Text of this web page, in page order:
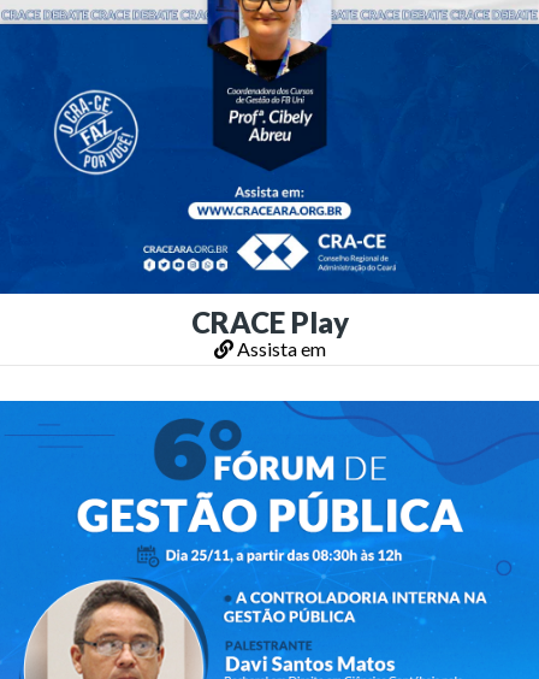
CRACE Play
Assista em